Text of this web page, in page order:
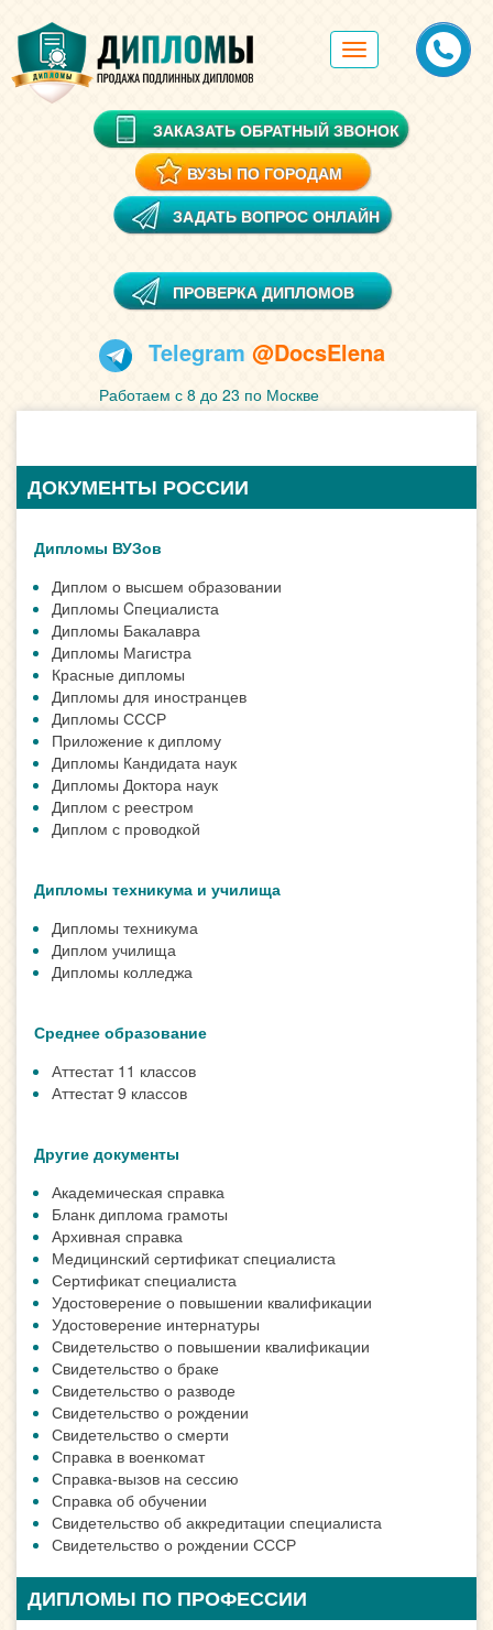
Toggle
navigation
ЗАКАЗАТЬ ОБРАТНЫЙ ЗВОНОК
ВУЗЫ ПО ГОРОДАМ
ЗАДАТЬ ВОПРОС ОНЛАЙН
ПРОВЕРКА ДИПЛОМОВ
Telegram @DocsElena
Работаем с 8 до 23 по Москве
ДОКУМЕНТЫ РОССИИ
Дипломы ВУЗов
Диплом о высшем образовании
Дипломы Cпециалиста
Дипломы Бакалавра
Дипломы Магистра
Красные дипломы
Дипломы для иностранцев
Дипломы СССР
Приложение к диплому
Дипломы Кандидата наук
Дипломы Доктора наук
Диплом с реестром
Диплом с проводкой
Дипломы техникума и училища
Дипломы техникума
Диплом училища
Дипломы колледжа
Среднее образование
Аттестат 11 классов
Аттестат 9 классов
Другие документы
Академическая справка
Бланк диплома грамоты
Архивная справка
Медицинский сертификат специалиста
Сертификат специалиста
Удостоверение о повышении квалификации
Удостоверение интернатуры
Свидетельство о повышении квалификации
Свидетельство о браке
Свидетельство о разводе
Свидетельство о рождении
Свидетельство о смерти
Справка в военкомат
Справка-вызов на сессию
Справка об обучении
Свидетельство об аккредитации специалиста
Свидетельство о рождении СССР
ДИПЛОМЫ ПО ПРОФЕССИИ